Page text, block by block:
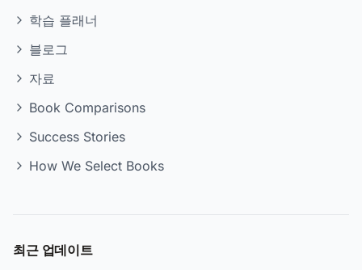
학습 플래너
블로그
자료
Book Comparisons
Success Stories
How We Select Books
최근 업데이트